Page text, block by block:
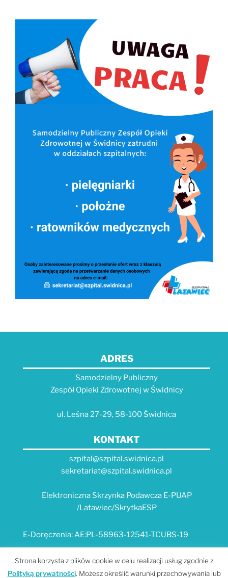
ADRES
Samodzielny Publiczny
Zespół Opieki Zdrowotnej w Świdnicy
ul. Leśna 27-29, 58-100 Świdnica
KONTAKT
szpital@szpital.swidnica.pl
sekretariat@szpital.swidnica.pl
Elektroniczna Skrzynka Podawcza E-PUAP
/Latawiec/SkrytkaESP
E-Doręczenia: AE:PL-58963-12541-TCUBS-19
E-USŁUGI
Strona korzysta z plików cookie w celu realizacji usług zgodnie z
Polityką prywatności. Możesz określić warunki przechowywania lub